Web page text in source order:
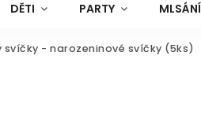
DĚTI PARTY MLSÁNÍ
svíčky - narozeninové svíčky (5ks)